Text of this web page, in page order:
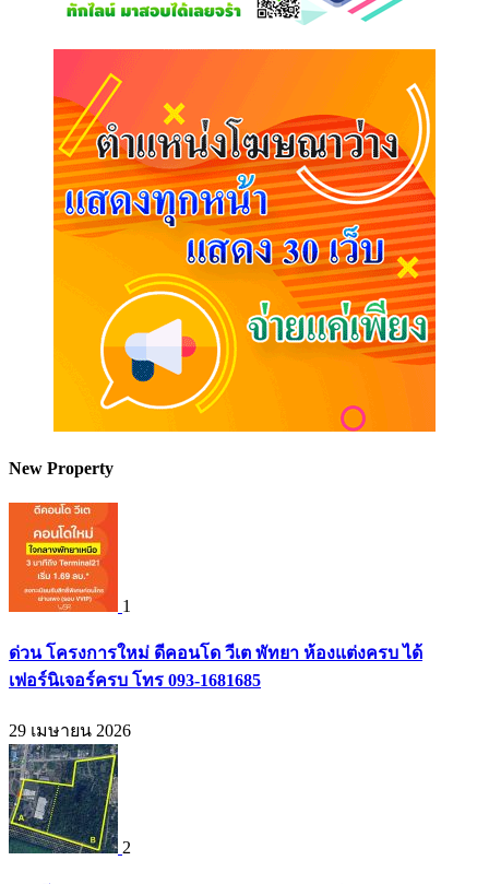
New Property
1
ด่วน โครงการใหม่ ดีคอนโด วีเต พัทยา ห้องแต่งครบ ได้
เฟอร์นิเจอร์ครบ โทร 093-1681685
29 เมษายน 2026
2